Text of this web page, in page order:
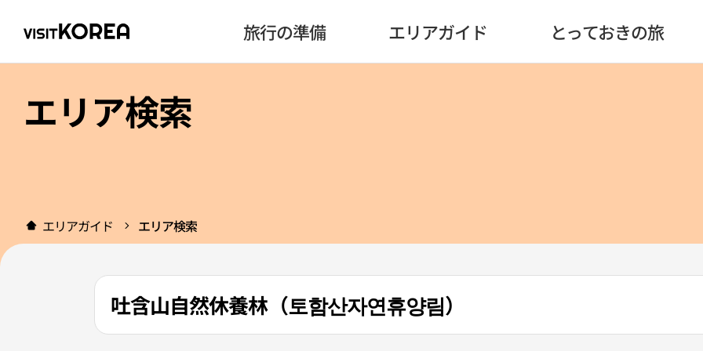
旅行の準備 エリアガイド とっておきの旅
エリア検索
エリアガイド エリア検索
吐含山自然休養林（토함산자연휴양림）